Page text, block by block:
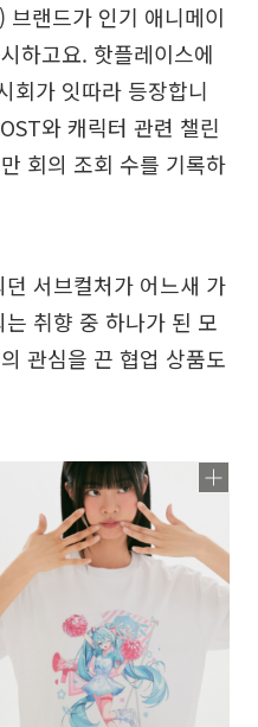
브랜드가 인기 애니메이
하고요. 핫플레이스에
회가 잇따라 등장합니
와 캐릭터 관련 챌린
회의 조회 수를 기록하
서브컬처가 어느새 가
취향 중 하나가 된 모
관심을 끈 협업 상품도